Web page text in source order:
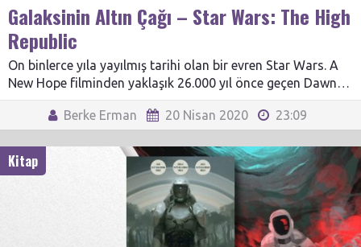
Galaksinin Altın Çağı – Star Wars: The High
Republic
On binlerce yıla yayılmış tarihi olan bir evren Star Wars. A
New Hope filminden yaklaşık 26.000 yıl önce geçen Dawn…
Berke Erman 20 Nisan 2020 23:09
Kitap